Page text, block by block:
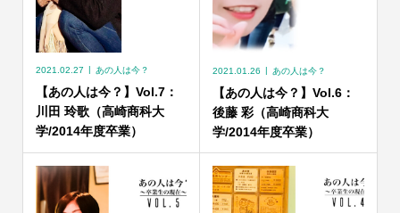
2021.02.27 あの人は今？
【あの人は今？】Vol.7：
川田 玲歌（高崎商科大
学/2014年度卒業）
2021.01.26 あの人は今？
【あの人は今？】Vol.6：
後藤 彩（高崎商科大
学/2014年度卒業）